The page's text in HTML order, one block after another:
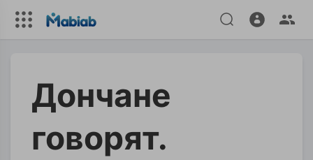
Дончане
говорят.